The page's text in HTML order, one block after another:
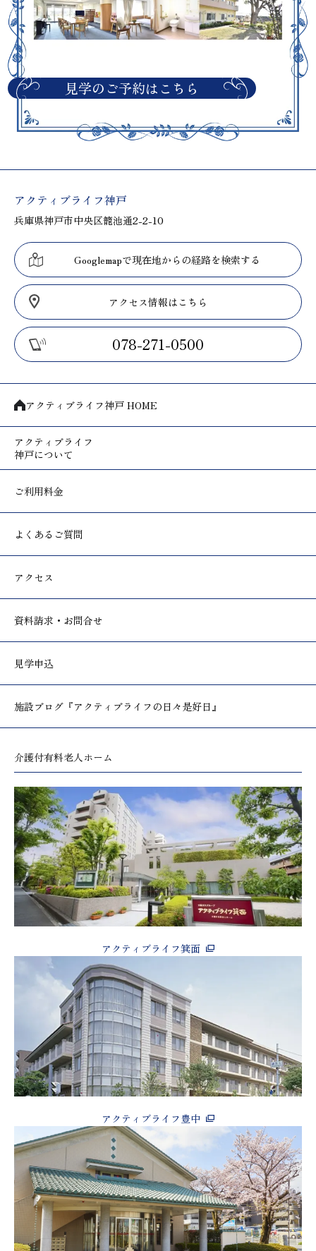
見学のご予約はこちら
アクティブライフ神戸
兵庫県神戸市中央区籠池通2-2-10
Googlemapで現在地からの経路を検索する
アクセス情報はこちら
078-271-0500
アクティブライフ神戸 HOME
アクティブライフ
神戸について
ご利用料金
よくあるご質問
アクセス
資料請求・お問合せ
見学申込
施設ブログ 『アクティブライフの日々是好日』
介護付有料老人ホーム
アクティブライフ箕面
アクティブライフ豊中